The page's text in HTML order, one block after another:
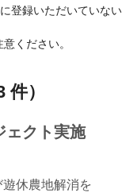
登録いただいていない
ください。
）
ェクト実施
休農地解消を